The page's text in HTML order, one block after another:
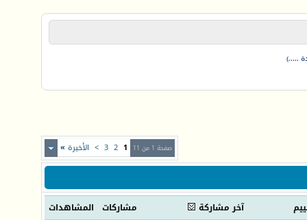
.....)
صفحة 1 من 11 1
2
3
> الأخيرة »
آخر مشاركة مشاركات المشاهدات